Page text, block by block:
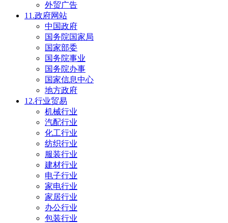
外贸广告
11.政府网站
中国政府
国务院国家局
国家部委
国务院事业
国务院办事
国家信息中心
地方政府
12.行业贸易
机械行业
汽配行业
化工行业
纺织行业
服装行业
建材行业
电子行业
家电行业
家居行业
办公行业
包装行业